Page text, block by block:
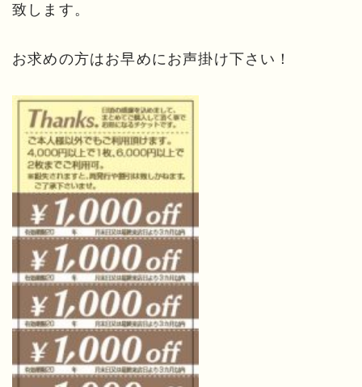
致します。
お求めの方はお早めにお声掛け下さい！